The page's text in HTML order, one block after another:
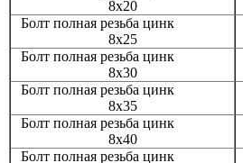
8х20
Болт полная резьба цинк
8х25
Болт полная резьба цинк
8х30
Болт полная резьба цинк
8х35
Болт полная резьба цинк
8х40
Болт полная резьба цинк